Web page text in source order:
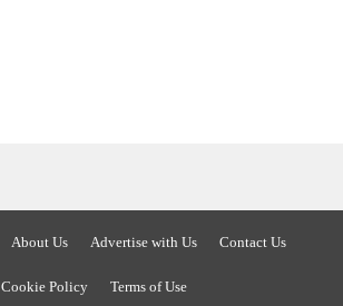
About Us Advertise with Us
Contact Us
Cookie Policy
Terms of Use